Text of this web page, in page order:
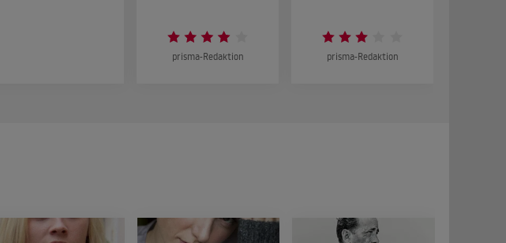
prisma-Redaktion prisma-Redaktion